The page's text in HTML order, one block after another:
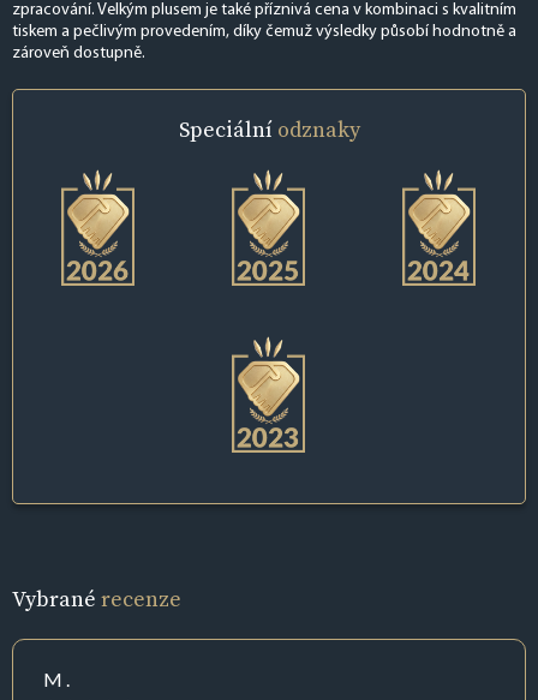
zpracování. Velkým plusem je také příznivá cena v kombinaci s kvalitním
tiskem a pečlivým provedením, díky čemuž výsledky působí hodnotně a
zároveň dostupně.
Speciální odznaky
Vybrané recenze
M .